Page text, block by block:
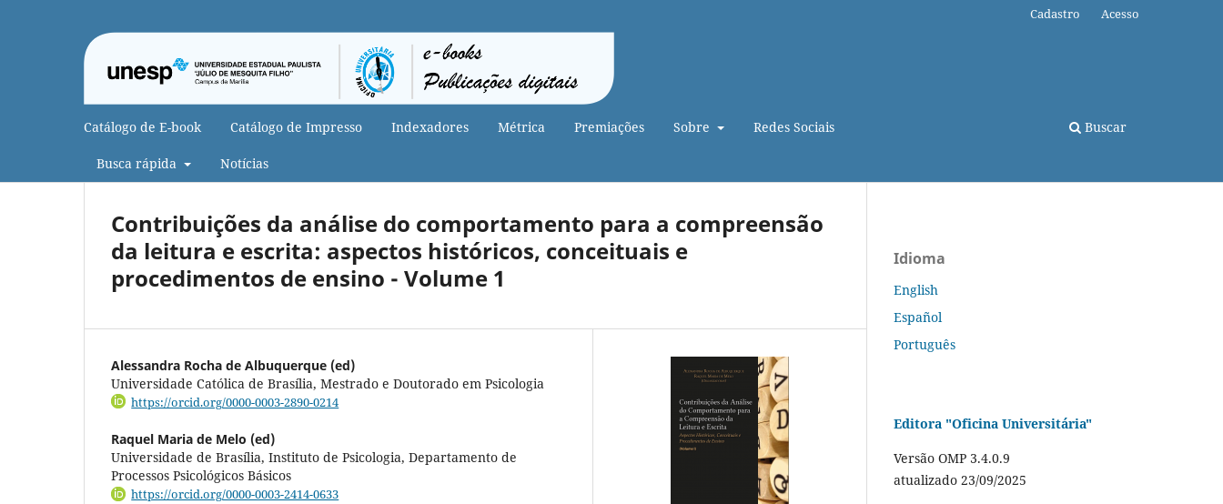
Catálogo de E-book Catálogo de Impresso Indexadores Métrica Premiações Sobre Redes Sociais
Busca rápida Notícias
Buscar
Cadastro Acesso
Contribuições da análise do comportamento para a compreensão
da leitura e escrita: aspectos históricos, conceituais e
procedimentos de ensino - Volume 1
Alessandra Rocha de Albuquerque (ed)
Universidade Católica de Brasília, Mestrado e Doutorado em Psicologia
https://orcid.org/0000-0003-2890-0214
Raquel Maria de Melo (ed)
Universidade de Brasília, Instituto de Psicologia, Departamento de
Processos Psicológicos Básicos
https://orcid.org/0000-0003-2414-0633
Idioma
English
Español
Português
Editora "Oficina Universitária"
Versão OMP 3.4.0.9
atualizado 23/09/2025